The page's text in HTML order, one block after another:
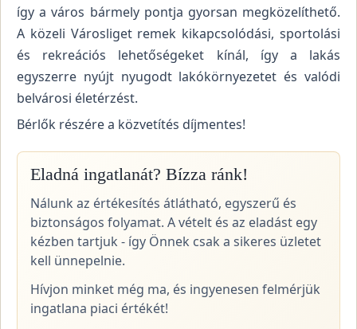
így a város bármely pontja gyorsan megközelíthető.
A közeli Városliget remek kikapcsolódási, sportolási
és rekreációs lehetőségeket kínál, így a lakás
egyszerre nyújt nyugodt lakókörnyezetet és valódi
belvárosi életérzést.
Bérlők részére a közvetítés díjmentes!
Eladná ingatlanát? Bízza ránk!
Nálunk az értékesítés átlátható, egyszerű és
biztonságos folyamat. A vételt és az eladást egy
kézben tartjuk - így Önnek csak a sikeres üzletet
kell ünnepelnie.
Hívjon minket még ma, és ingyenesen felmérjük
ingatlana piaci értékét!